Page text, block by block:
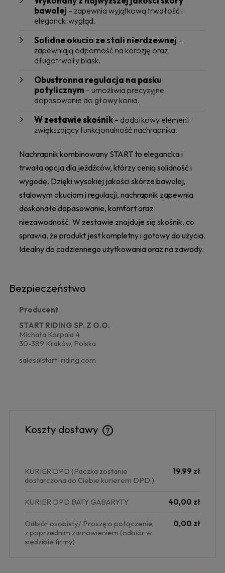
bawolej – zapewnia wyjątkową trwałość i
elegancki wygląd.
Solidne okucia ze stali nierdzewnej –
zapewniają odporność na korozję oraz
długotrwały blask.
Obustronna regulacja na pasku
potylicznym – umożliwia precyzyjne
dopasowanie do głowy konia.
W zestawie skośnik– dodatkowy element
zwiększający funkcjonalność nachrapnika.
Nachrapnik kombinowany START to elegancka i
trwała opcja dla jeźdźców, którzy cenią solidność i
wygodę. Dzięki wysokiej jakości skórze bawolej,
stalowym okuciom i regulacji, nachrapnik zapewnia
doskonałe dopasowanie, komfort oraz
niezawodność. W zestawie znajduje się skośnik, co
sprawia, że produkt jest kompletny i gotowy do użycia.
Idealny do codziennego użytkowania oraz na zawody.
Bezpieczeństwo
Producent
START RIDING SP. Z O.O.
Michała Korpala 4
30-389 Kraków, Polska
sales@start-riding.com
Koszty dostawy
KURIER DPD (Paczka zostanie
dostarczona do Ciebie kurierem DPD.)
19,99 zł
KURIER DPD BATY GABARYTY 40,00 zł
Odbiór osobisty/ Proszę o połączenie
z poprzednim zamówieniem (odbiór w
siedzibie firmy)
0,00 zł